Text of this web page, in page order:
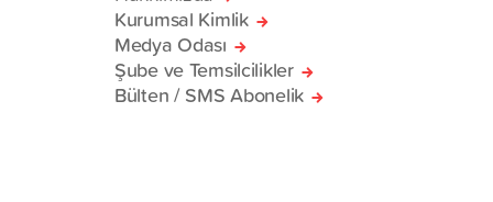
Kurumsal Kimlik
Medya Odası
Şube ve Temsilcilikler
Bülten / SMS Abonelik